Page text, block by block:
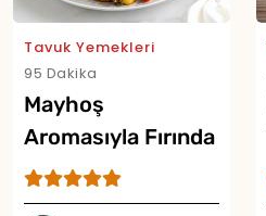
Tavuk Yemekleri
95 Dakika
Mayhoş
Aromasıyla Fırında
Erikli Tavuk Tarifi